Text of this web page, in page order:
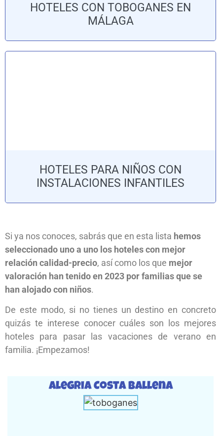
HOTELES CON TOBOGANES EN
MÁLAGA
HOTELES PARA NIÑOS CON
INSTALACIONES INFANTILES
Si ya nos conoces, sabrás que en esta lista hemos
seleccionado uno a uno los hoteles con mejor
relación calidad-precio, así como los que mejor
valoración han tenido en 2023 por familias que se
han alojado con niños.
De este modo, si no tienes un destino en concreto
quizás te interese conocer cuáles son los mejores
hoteles para pasar las vacaciones de verano en
familia. ¡Empezamos!
Alegria Costa Ballena